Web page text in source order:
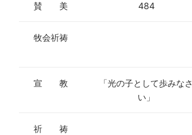
賛 美 484
牧会祈祷
宣 教
「光の子として歩みなさ
い」
祈 祷